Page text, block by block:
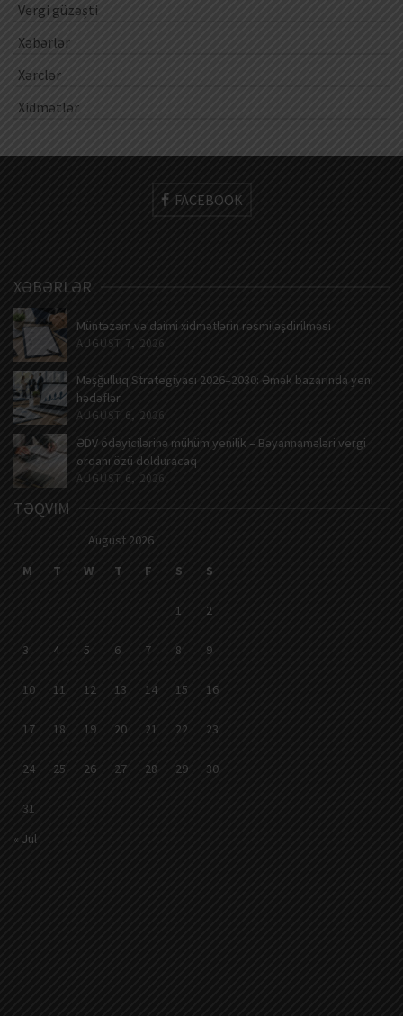
Vergi güzəşti
Xəbərlər
Xərclər
Xidmətlər
FACEBOOK
XƏBƏRLƏR
Müntəzəm və daimi xidmətlərin rəsmiləşdirilməsi
AUGUST 7, 2026
Məşğulluq Strategiyası 2026–2030: Əmək bazarında yeni
hədəflər
AUGUST 6, 2026
ƏDV ödəyicilərinə mühüm yenilik – Bəyannamələri vergi
orqanı özü dolduracaq
AUGUST 6, 2026
TƏQVIM
August 2026
M
T W T F S S
1 2
3 4 5 6 7 8 9
10 11 12 13 14 15 16
17 18 19 20 21 22 23
24 25 26 27 28 29 30
31
« Jul